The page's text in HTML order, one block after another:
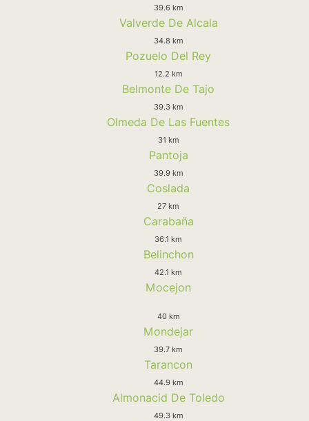
39.6 km
Valverde De Alcala
34.8 km
Pozuelo Del Rey
12.2 km
Belmonte De Tajo
39.3 km
Olmeda De Las Fuentes
31 km
Pantoja
39.9 km
Coslada
27 km
Carabaña
36.1 km
Belinchon
42.1 km
Mocejon
40 km
Mondejar
39.7 km
Tarancon
44.9 km
Almonacid De Toledo
49.3 km